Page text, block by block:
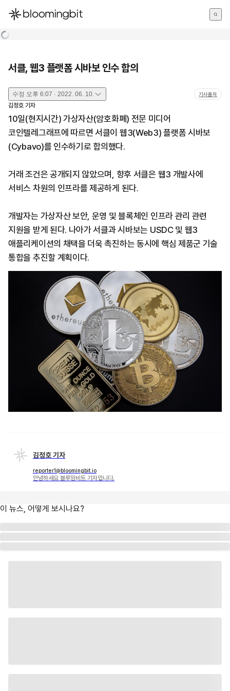
한국어
서클, 웹3 플랫폼 시바보 인수 합의
수정 오후 6:07 · 2022. 06. 10. 기사출처
김정호 기자
10일(현지시간) 가상자산(암호화폐) 전문 미디어
코인텔레그래프에 따르면 서클이 웹3(Web3) 플랫폼 시바보
(Cybavo)를 인수하기로 합의했다.
거래 조건은 공개되지 않았으며, 향후 서클은 웹3 개발사에
서비스 차원의 인프라를 제공하게 된다.
개발자는 가상자산 보안, 운영 및 블록체인 인프라 관리 관련
지원을 받게 된다. 나아가 서클과 시바보는 USDC 및 웹3
애플리케이션의 채택을 더욱 촉진하는 동시에 핵심 제품군 기술
통합을 추진할 계획이다.
김정호 기자
reporter1@bloomingbit.io
안녕하세요 블루밍비트 기자입니다.
이 뉴스, 어떻게 보시나요?